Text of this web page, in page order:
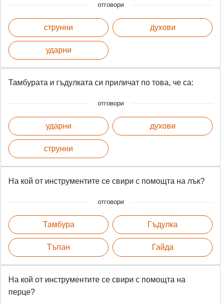
отговори
струнни
ударни
духови
Тамбурата и гъдулката си приличат по това, че са:
отговори
ударни
струнни
духови
На кой от инструментите се свири с помощта на лък?
отговори
Тамбура
Тъпан
Гъдулка
Гайда
На кой от инструментите се свири с помощта на
перце?